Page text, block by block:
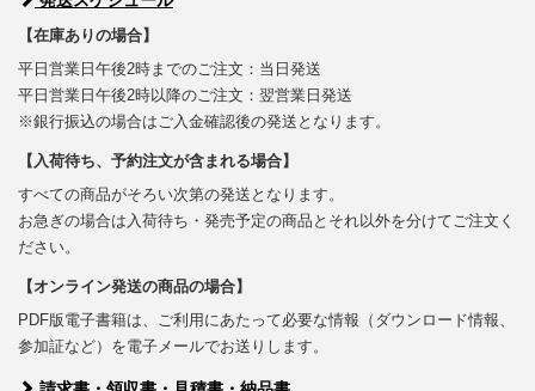
【在庫ありの場合】
平日営業日午後2時までのご注文：当日発送
平日営業日午後2時以降のご注文：翌営業日発送
※銀行振込の場合はご入金確認後の発送となります。
【入荷待ち、予約注文が含まれる場合】
すべての商品がそろい次第の発送となります。
お急ぎの場合は入荷待ち・発売予定の商品とそれ以外を分けてご注文く
ださい。
【オンライン発送の商品の場合】
PDF版電子書籍は、ご利用にあたって必要な情報（ダウンロード情報、
参加証など）を電子メールでお送りします。